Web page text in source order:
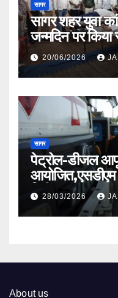
सागर
सागर शहर युवा
जन्मदिन पर
20/06/2026
सागर
पेट्रोल-डीजल
आयोजित,एसडीएम
निरीक्षण
28/03/2026
About us